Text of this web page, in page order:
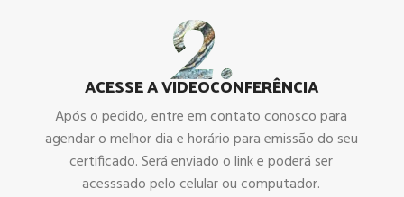
ACESSE A VIDEOCONFERÊNCIA
Após o pedido, entre em contato conosco para
agendar o melhor dia e horário para emissão do seu
certificado. Será enviado o link e poderá ser
acesssado pelo celular ou computador.